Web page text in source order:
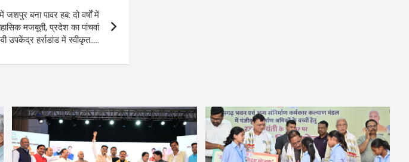
बना पावर हब: दो वर्षों में
मजबूती, प्रदेश का पांचवां
उपकेंद्र हर्राडांड में स्वीकृत…..